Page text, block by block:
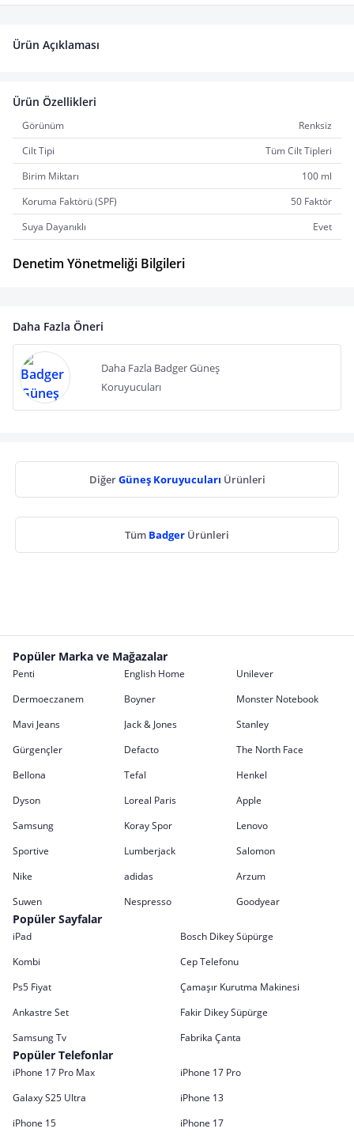
Ürün Açıklaması
Ürün Özellikleri
Görünüm
Renksiz
Cilt Tipi
Tüm Cilt Tipleri
Birim Miktarı
100 ml
Koruma Faktörü (SPF)
50 Faktör
Suya Dayanıklı
Evet
Denetim Yönetmeliği Bilgileri
Daha Fazla Öneri
Daha Fazla Badger Güneş
Koruyucuları
DiğerGüneş Koruyucuları Ürünleri
Tüm Badger Ürünleri
Popüler Marka ve Mağazalar
Penti English Home
Unilever
Dermoeczanem
Boyner
Monster Notebook
Mavi Jeans
Jack & Jones
Stanley
Gürgençler
Defacto
The North Face
Bellona
Tefal
Henkel
Dyson
Loreal Paris
Apple
Samsung
Koray Spor
Lenovo
Sportive
Lumberjack
Salomon
Nike
adidas
Arzum
Suwen
Nespresso Goodyear
Popüler Sayfalar
iPad
Bosch Dikey Süpürge
Kombi
Cep Telefonu
Ps5 Fiyat
Çamaşır Kurutma Makinesi
Ankastre Set
Fakir Dikey Süpürge
Samsung Tv
Fabrika Çanta
Popüler Telefonlar
iPhone 17 Pro Max
iPhone 17 Pro
Galaxy S25 Ultra
iPhone 13
iPhone 15
iPhone 17